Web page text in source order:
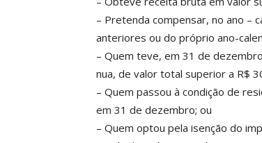
– Pretenda compensar, no ano –
anteriores ou do próprio ano-
– Quem teve, em 31 de
nua, de valor total superior a R$
– Quem passou à condição de
em 31 de dezembro; ou
– Quem optou pela isenção do